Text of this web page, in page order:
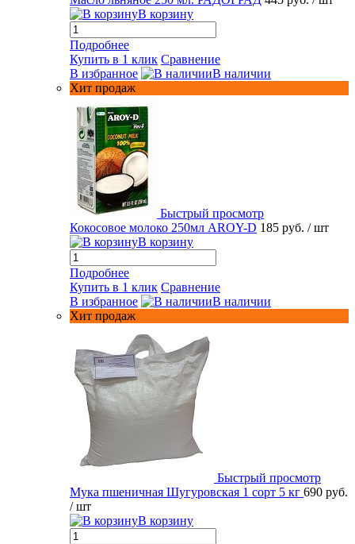
В корзину
Подробнее
Купить в 1 клик Сравнение
В избранное
В наличии
Хит продаж
Быстрый просмотр
Кокосовое молоко 250мл AROY-D 185 руб. / шт
В корзину
Подробнее
Купить в 1 клик Сравнение
В избранное
В наличии
Хит продаж
Быстрый просмотр
Мука пшеничная Шугуровская 1 сорт 5 кг 690 руб.
/ шт
В корзину